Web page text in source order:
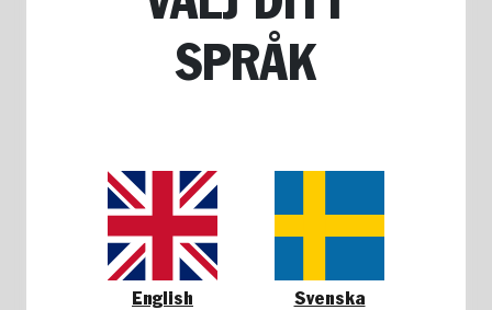
SPRÅK
English Svenska